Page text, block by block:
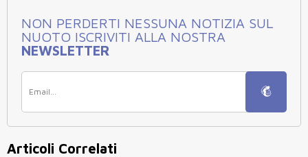
NON PERDERTI NESSUNA NOTIZIA SUL
NUOTO ISCRIVITI ALLA NOSTRA
NEWSLETTER
Articoli Correlati